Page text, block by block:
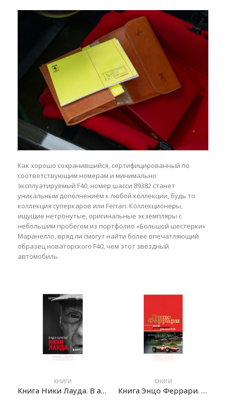
Как хорошо сохранившийся, сертифицированный по
соответствующим номерам и минимально
эксплуатируемый F40, номер шасси 89382 станет
уникальным дополнением к любой коллекции, будь то
коллекция суперкаров или Ferrari. Коллекционеры,
ищущие нетронутые, оригинальные экземпляры с
небольшим пробегом из портфолио «Большой шестерки»
Маранелло, вряд ли смогут найти более впечатляющий
образец новаторского F40, чем этот звездный
автомобиль.
КНИГИ
Книга Ники Лауда. В ад и обратно. Автобиография
КНИГИ
Книга Энцо Феррари. Мои ужасные радости